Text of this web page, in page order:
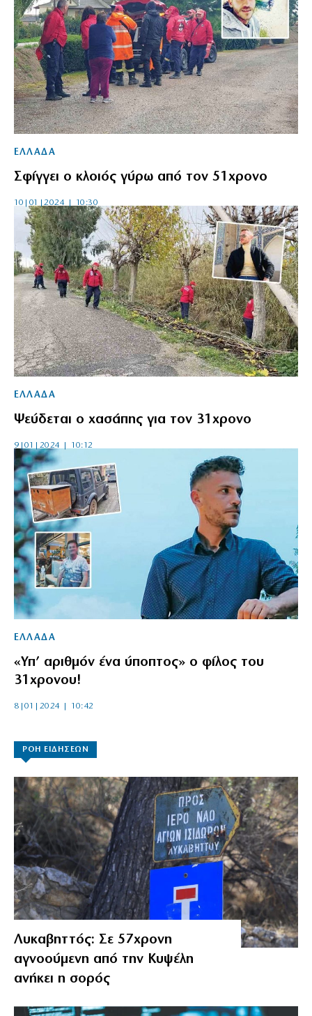
ΕΛΛΑΔΑ
Σφίγγει ο κλοιός γύρω από τον 51χρονο
10|01|2024 | 10:30
ΕΛΛΑΔΑ
Ψεύδεται ο χασάπης για τον 31χρονο
9|01|2024 | 10:12
ΕΛΛΑΔΑ
«Υπ’ αριθμόν ένα ύποπτος» ο φίλος του
31χρονου!
8|01|2024 | 10:42
ΡΟΗ ΕΙΔΗΣΕΩΝ
Λυκαβηττός: Σε 57χρονη
αγνοούμενη από την Κυψέλη
ανήκει η σορός